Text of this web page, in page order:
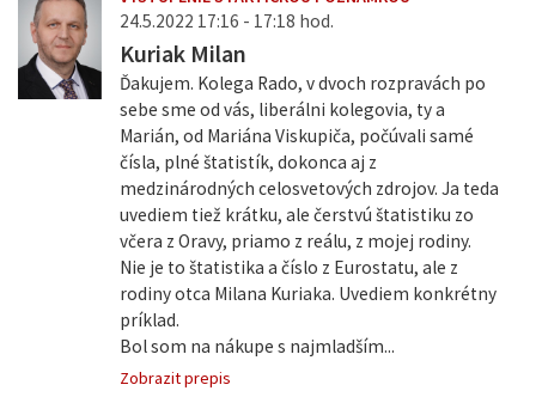
24.5.2022 17:16 - 17:18 hod.
Kuriak Milan
Ďakujem. Kolega Rado, v dvoch rozpravách po
sebe sme od vás, liberálni kolegovia, ty a
Marián, od Mariána Viskupiča, počúvali samé
čísla, plné štatistík, dokonca aj z
medzinárodných celosvetových zdrojov. Ja teda
uvediem tiež krátku, ale čerstvú štatistiku zo
včera z Oravy, priamo z reálu, z mojej rodiny.
Nie je to štatistika a číslo z Eurostatu, ale z
rodiny otca Milana Kuriaka. Uvediem konkrétny
príklad.
Bol som na nákupe s najmladším...
Zobrazit prepis